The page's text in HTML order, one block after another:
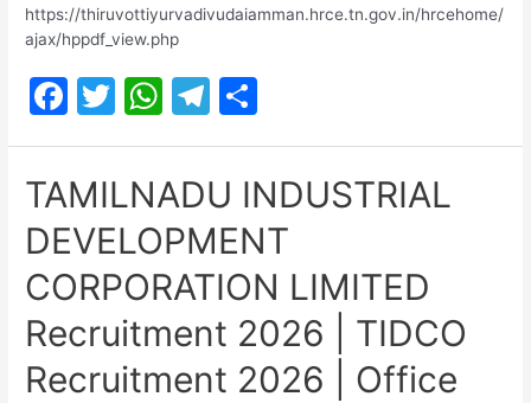
https://thiruvottiyurvadivudaiamman.hrce.tn.gov.in/hrcehome/
ajax/hppdf_view.php
F
a
c
e
b
o
o
k
T
w
itt
er
W
h
at
s
A
p
p
T
el
e
gr
a
m
h
ar
e
TAMILNADU INDUSTRIAL
DEVELOPMENT
CORPORATION LIMITED
Recruitment 2026 | TIDCO
Recruitment 2026 | Office